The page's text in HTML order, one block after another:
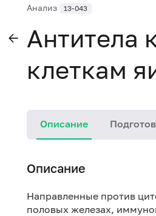
Анализ 13-043
Антитела
клеткам
Описание
Описание
Направленные против
половых железах,